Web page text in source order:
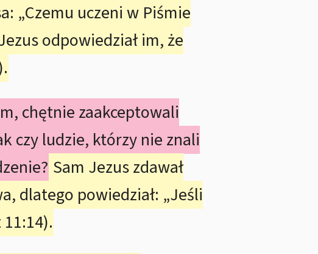
„Czemu uczeni w Piśmie
odpowiedział im, że
chętnie zaakceptowali
czy ludzie, którzy nie znali
Sam Jezus zdawał
dlatego powiedział: „Jeśli